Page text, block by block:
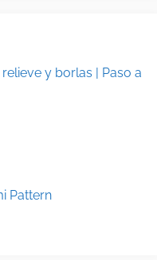
y borlas | Paso a
Pattern